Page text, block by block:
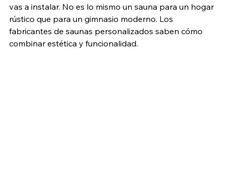
vas a instalar. No es lo mismo un sauna para un hogar
rústico que para un gimnasio moderno. Los
fabricantes de saunas personalizados saben cómo
combinar estética y funcionalidad.